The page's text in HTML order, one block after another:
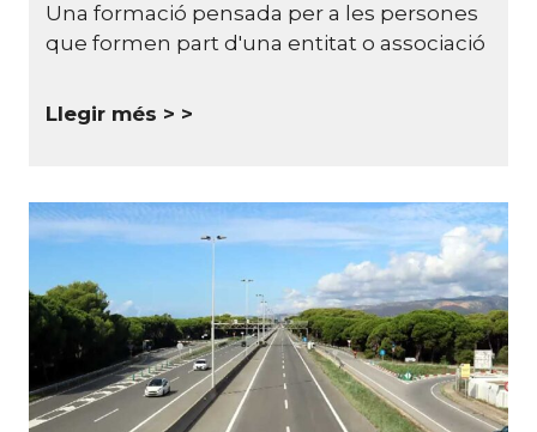
Una formació pensada per a les persones
que formen part d'una entitat o associació
Llegir més >